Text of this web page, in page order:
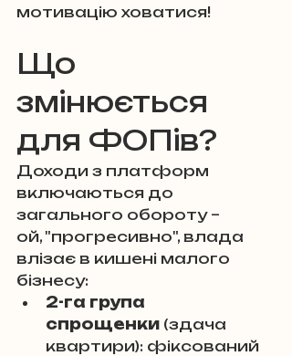
мотивацію ховатися!
Що
змінюється
для ФОПів?
Доходи з платформ
включаються до
загального обороту –
ой, "прогресивно", влада
влізає в кишені малого
бізнесу:
2-га група
спрощенки (здача
квартири): фіксований